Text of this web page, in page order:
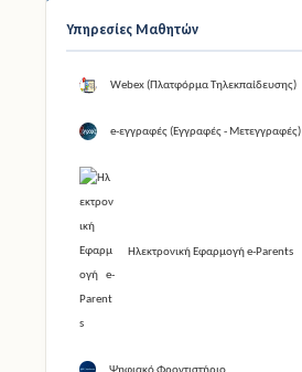
Υπηρεσίες Μαθητών
Webex (Πλατφόρμα Τηλεκπαίδευσης)
e-εγγραφές (Εγγραφές - Μετεγγραφές)
Ηλεκτρονική Εφαρμογή e-Parents